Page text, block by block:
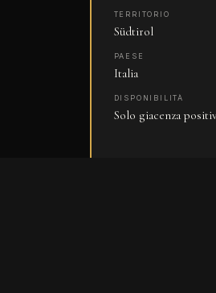
TERRITORIO
Südtirol
PAESE
Italia
DISPONIBILITÀ
Solo giacenza